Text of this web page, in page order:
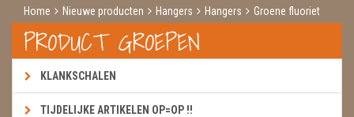
Home Nieuwe producten Hangers Hangers Groene fluoriet
PRODUCT GROEPEN
KLANKSCHALEN
TIJDELIJKE ARTIKELEN OP=OP !!